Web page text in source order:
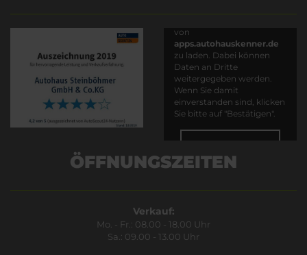
von
apps.autohauskenner.de
zu laden. Dabei können
Daten an Dritte
weitergegeben werden.
Wenn Sie damit
einverstanden sind, klicken
Sie bitte auf "Bestätigen".
ÖFFNUNGSZEITEN
Verkauf:
Mo. - Fr.: 08.00 - 18.00 Uhr
Sa.: 09.00 - 13.00 Uhr